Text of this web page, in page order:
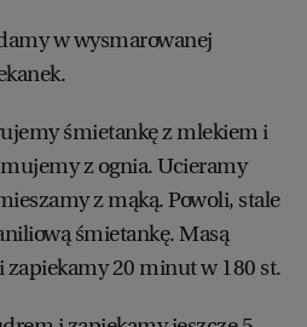
w wysmarowanej
śmietankę z mlekiem i
z ognia. Ucieramy
z mąką. Powoli, stale
śmietankę. Masą
20 minut w 180 st.